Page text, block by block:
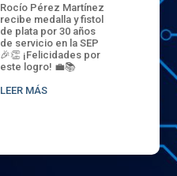
Rocío Pérez Martínez
recibe medalla y fistol
de plata por 30 años
de servicio en la SEP
🎉👏 ¡Felicidades por
este logro! 💼📚
LEER MÁS
ENECB-
del
batalla.
32
sede